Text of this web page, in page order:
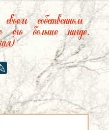
собственном
его больше нигде.